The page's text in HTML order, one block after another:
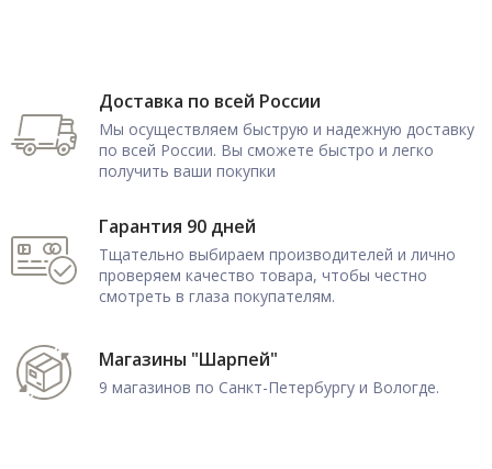
Доставка по всей России
Мы осуществляем быструю и надежную доставку
по всей России. Вы сможете быстро и легко
получить ваши покупки
Гарантия 90 дней
Тщательно выбираем производителей и лично
проверяем качество товара, чтобы честно
смотреть в глаза покупателям.
Магазины "Шарпей"
9 магазинов по Санкт-Петербургу и Вологде.